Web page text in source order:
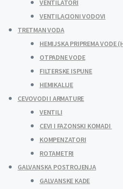
VENTILATORI
VENTILACIONI VODOVI
TRETMAN VODA
HEMIJSKA PRIPREMA VODE
OTPADNE VODE
FILTERSKE ISPUNE
HEMIKALIJE
CEVOVODI I ARMATURE
VENTILI
CEVI I FAZONSKI KOMADI
KOMPENZATORI
ROTAMETRI
GALVANSKA POSTROJENJA
GALVANSKE KADE